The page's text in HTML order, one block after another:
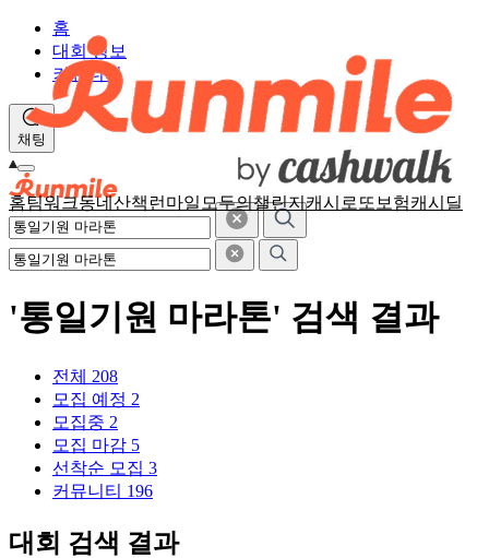
홈팀워크동네산책 런마일 모두의챌린지캐시로또 보험캐시딜
홈
대회 정보
커뮤니티
채팅
'통일기원 마라톤' 검색 결과
전체 208
모집 예정 2
모집중 2
모집 마감 5
선착순 모집 3
커뮤니티 196
대회 검색 결과